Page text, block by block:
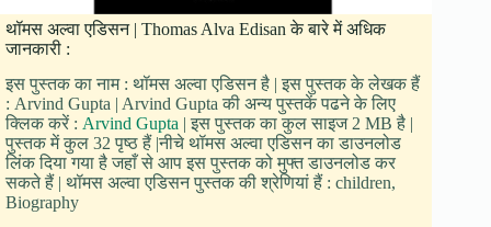
थॉमस अल्वा एडिसन | Thomas Alva Edisan के बारे में अधिक
जानकारी :
इस पुस्तक का नाम : थॉमस अल्वा एडिसन है | इस पुस्तक के लेखक हैं
: Arvind Gupta | Arvind Gupta की अन्य पुस्तकें पढने के लिए
क्लिक करें : Arvind Gupta | इस पुस्तक का कुल साइज 2 MB है |
पुस्तक में कुल 32 पृष्ठ हैं |नीचे थॉमस अल्वा एडिसन का डाउनलोड
लिंक दिया गया है जहाँ से आप इस पुस्तक को मुफ्त डाउनलोड कर
सकते हैं | थॉमस अल्वा एडिसन पुस्तक की श्रेणियां हैं : children,
Biography